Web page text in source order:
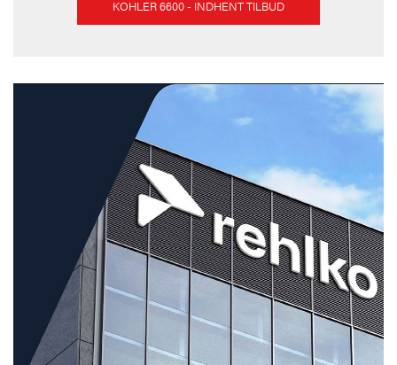
KOHLER 6600 - INDHENT TILBUD